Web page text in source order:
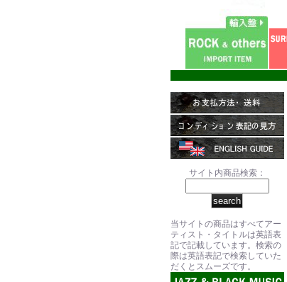
サイト内商品検索：
当サイトの商品はすべてアー
ティスト・タイトルは英語表
記で記載しています。検索の
際は英語表記で検索していた
だくとスムーズです。